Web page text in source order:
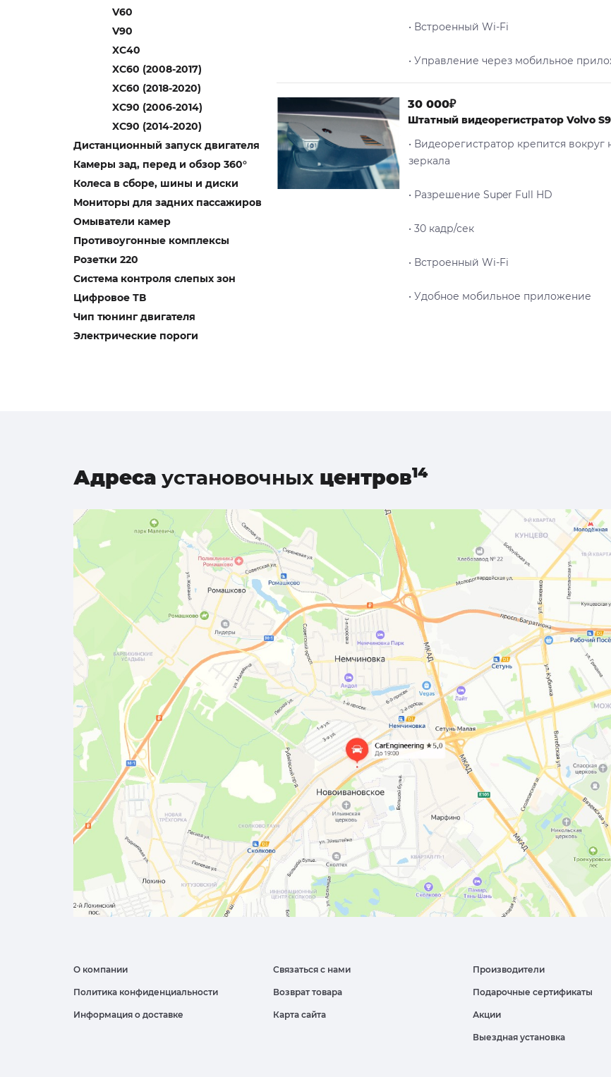
V60
V90
XC40
XC60 (2008-2017)
XC60 (2018-2020)
XC90 (2006-2014)
XC90 (2014-2020)
Дистанционный запуск двигателя
Камеры зад, перед и обзор 360°
Колеса в сборе, шины и диски
Мониторы для задних пассажиров
Омыватели камер
Противоугонные комплексы
Розетки 220
Система контроля слепых зон
Цифровое ТВ
Чип тюнинг двигателя
Электрические пороги
• Встроенный Wi-Fi
• Управление через мобильное
30 000₽
Штатный видеорегистратор Volvo
• Видеорегистратор крепится
зеркала
• Разрешение Super Full HD
• 30 кадр/сек
• Встроенный Wi-Fi
• Удобное мобильное приложение
Адреса установочных центров
О компании
Политика конфиденциальности
Информация о доставке
Связаться с нами
Возврат товара
Карта сайта
Производители
Подарочные сертификаты
Акции
Выездная установка